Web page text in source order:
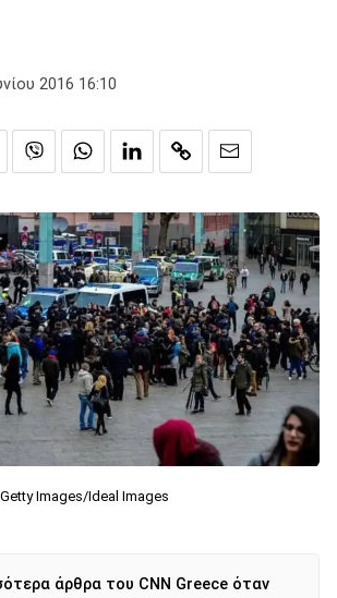
2016 16:10
Images/Ideal Images
άρθρα του CNN Greece όταν